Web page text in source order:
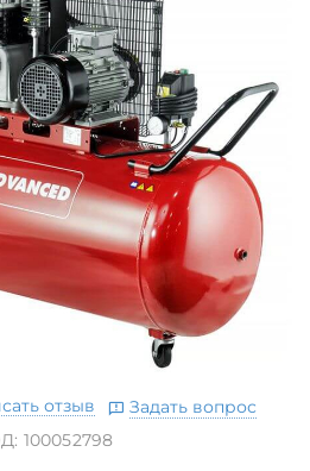
отзыв
Задать вопрос
100052798